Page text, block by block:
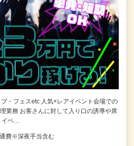
・フェスetc 人気×レアイベント会場での
業務 お客さんに対して入り口の誘導や席
イベ…
費※深夜手当含む